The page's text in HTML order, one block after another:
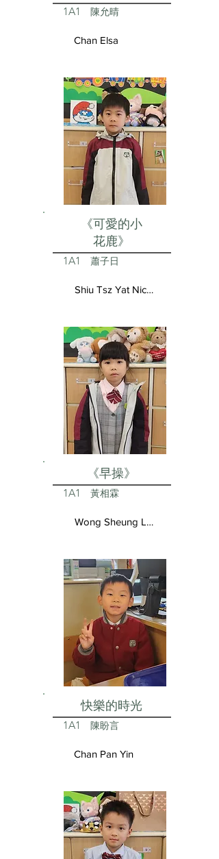
1A1 陳允晴
Chan Elsa
《可愛的小
花鹿》
1A1 蕭子日
Shiu Tsz Yat Nicolas
《早操》
1A1 黃相霖
Wong Sheung Lam
快樂的時光
1A1 陳盼言
Chan Pan Yin